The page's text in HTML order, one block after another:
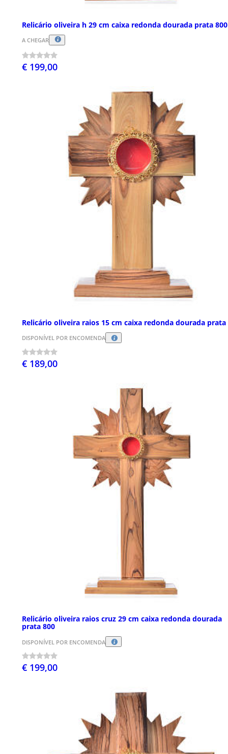
Relicário oliveira h 29 cm caixa redonda dourada prata 800
A CHEGAR
€ 199,00
Relicário oliveira raios 15 cm caixa redonda dourada prata
DISPONÍVEL POR ENCOMENDA
€ 189,00
Relicário oliveira raios cruz 29 cm caixa redonda dourada
prata 800
DISPONÍVEL POR ENCOMENDA
€ 199,00